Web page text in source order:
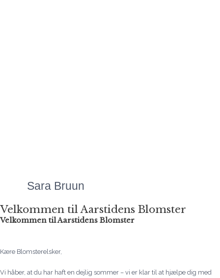
Sara Bruun
Velkommen til Aarstidens Blomster
Velkommen til Aarstidens Blomster
Kære Blomsterelsker,
Vi håber, at du har haft en dejlig sommer – vi er klar til at hjælpe dig med